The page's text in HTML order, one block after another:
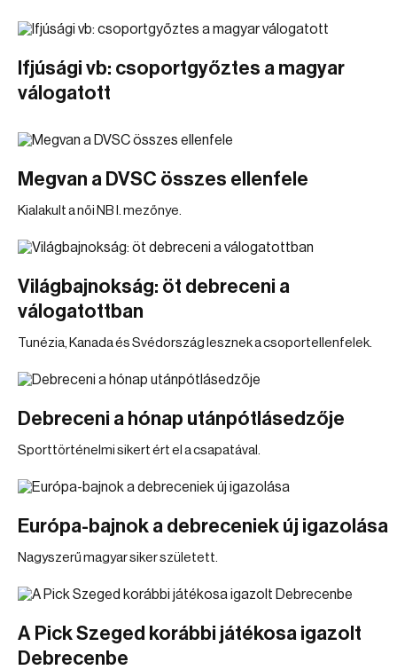
Ifjúsági vb: csoportgyőztes a magyar
válogatott
Megvan a DVSC összes ellenfele
Kialakult a női NB I. mezőnye.
Világbajnokság: öt debreceni a
válogatottban
Tunézia, Kanada és Svédország lesznek a csoportellenfelek.
Debreceni a hónap utánpótlásedzője
Sporttörténelmi sikert ért el a csapatával.
Európa-bajnok a debreceniek új igazolása
Nagyszerű magyar siker született.
A Pick Szeged korábbi játékosa igazolt
Debrecenbe